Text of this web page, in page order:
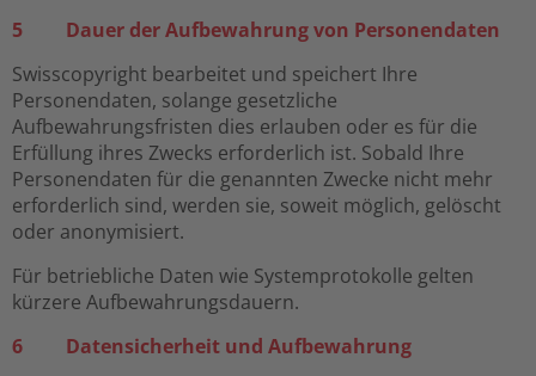
5 Dauer der Aufbewahrung von Personendaten
Swisscopyright bearbeitet und speichert Ihre
Personendaten, solange gesetzliche
Aufbewahrungsfristen dies erlauben oder es für die
Erfüllung ihres Zwecks erforderlich ist. Sobald Ihre
Personendaten für die genannten Zwecke nicht mehr
erforderlich sind, werden sie, soweit möglich, gelöscht
oder anonymisiert.
Für betriebliche Daten wie Systemprotokolle gelten
kürzere Aufbewahrungsdauern.
6 Datensicherheit und Aufbewahrung